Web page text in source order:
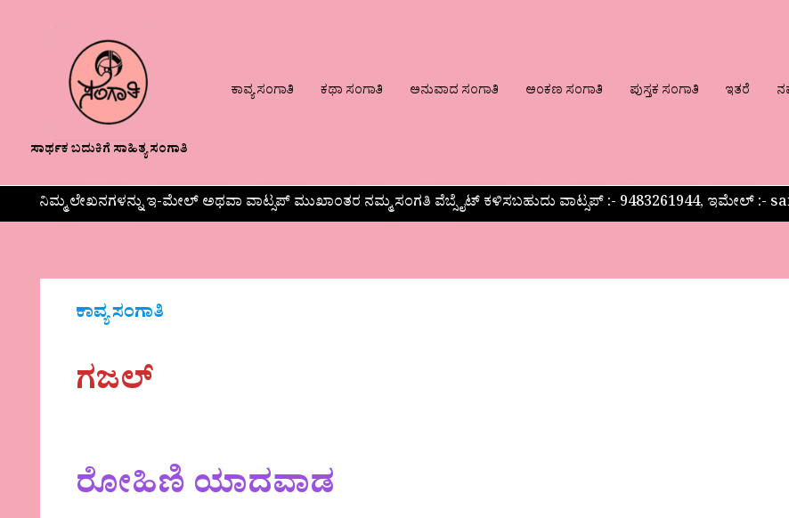
ಸಾರ್ಥಕ ಬದುಕಿಗೆ ಸಾಹಿತ್ಯ ಸಂಗಾತಿ
ಕಾವ್ಯ ಸಂಗಾತಿ ಕಥಾ ಸಂಗಾತಿ ಅನುವಾದ ಸಂಗಾತಿ ಅಂಕಣ ಸಂಗಾತಿ ಪುಸ್ತಕ ಸಂಗಾತಿ ಇತರೆ
ನಿಮ್ಮ ಲೇಖನಗಳನ್ನು ಇ-ಮೇಲ್ ಅಥವಾ ವಾಟ್ಸಪ್ ಮುಖಾಂತರ ನಮ್ಮ ಸಂಗತಿ ವೆಬ್ಸೈಟ್ ಕಳಿಸಬಹುದು ವಾಟ್ಸಪ್‌ :- 9483261944, ಇಮೇಲ್ :-
ಕಾವ್ಯ ಸಂಗಾತಿ
ಗಜಲ್
ರೋಹಿಣಿ ಯಾದವಾಡ